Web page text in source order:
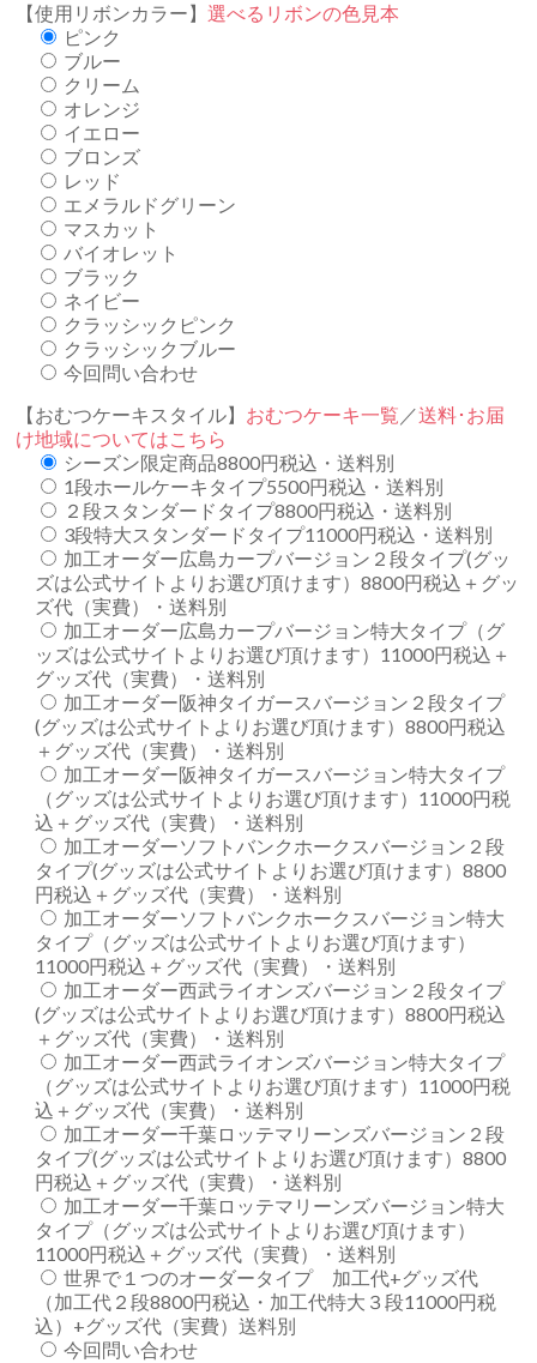
【使用リボンカラー】選べるリボンの色見本
ピンク
ブルー
クリーム
オレンジ
イエロー
ブロンズ
レッド
エメラルドグリーン
マスカット
バイオレット
ブラック
ネイビー
クラッシックピンク
クラッシックブルー
今回問い合わせ
【おむつケーキスタイル】 おむつケーキ一覧 ／送料･お届
け地域についてはこちら
シーズン限定商品8800円税込・送料別
1段ホールケーキタイプ5500円税込・送料別
２段スタンダードタイプ8800円税込・送料別
3段特大スタンダードタイプ11000円税込・送料別
加工オーダー広島カープバージョン２段タイプ(グッ
ズは公式サイトよりお選び頂けます）8800円税込＋グッ
ズ代（実費）・送料別
加工オーダー広島カープバージョン特大タイプ（グ
ッズは公式サイトよりお選び頂けます）11000円税込＋
グッズ代（実費）・送料別
加工オーダー阪神タイガースバージョン２段タイプ
(グッズは公式サイトよりお選び頂けます）8800円税込
＋グッズ代（実費）・送料別
加工オーダー阪神タイガースバージョン特大タイプ
（グッズは公式サイトよりお選び頂けます）11000円税
込＋グッズ代（実費）・送料別
加工オーダーソフトバンクホークスバージョン２段
タイプ(グッズは公式サイトよりお選び頂けます）8800
円税込＋グッズ代（実費）・送料別
加工オーダーソフトバンクホークスバージョン特大
タイプ（グッズは公式サイトよりお選び頂けます）
11000円税込＋グッズ代（実費）・送料別
加工オーダー西武ライオンズバージョン２段タイプ
(グッズは公式サイトよりお選び頂けます）8800円税込
＋グッズ代（実費）・送料別
加工オーダー西武ライオンズバージョン特大タイプ
（グッズは公式サイトよりお選び頂けます）11000円税
込＋グッズ代（実費）・送料別
加工オーダー千葉ロッテマリーンズバージョン２段
タイプ(グッズは公式サイトよりお選び頂けます）8800
円税込＋グッズ代（実費）・送料別
加工オーダー千葉ロッテマリーンズバージョン特大
タイプ（グッズは公式サイトよりお選び頂けます）
11000円税込＋グッズ代（実費）・送料別
世界で１つのオーダータイプ 加工代+グッズ代
（加工代２段8800円税込・加工代特大３段11000円税
込）+グッズ代（実費）送料別
今回問い合わせ